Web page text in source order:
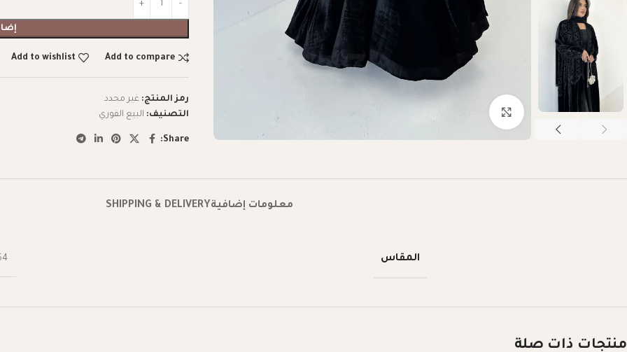
Add to compare
Add to wishlist
رمز المنتج: غير محدد
التصنيف: البيع الفوري
Share:
معلومات إضافيةSHIPPING & DELIVERY
المقاس
منتجات ذات صلة